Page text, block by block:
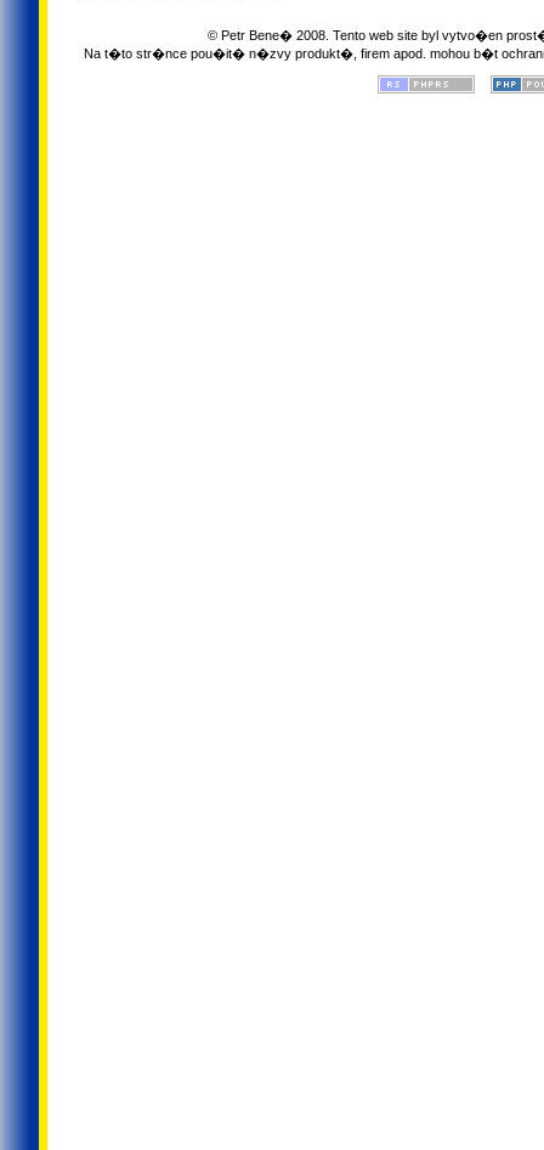
© Petr Bene� 2008. Tento web site byl vytvo�en
Na t�to str�nce pou�it� n�zvy produkt�, firem apod. mohou b�t